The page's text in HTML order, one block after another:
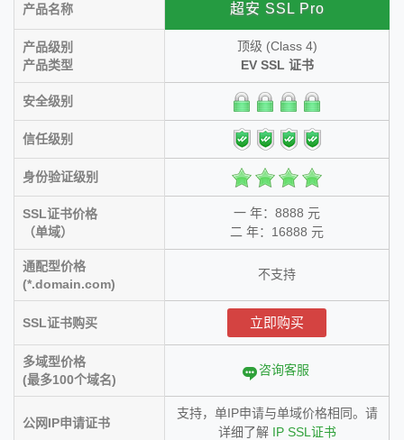
产品名称 超安 SSL Pro
产品级别
产品类型
顶级 (Class 4)
EV SSL 证书
安全级别
信任级别
身份验证级别
SSL证书价格
（单域）
一 年：8888 元
二 年：16888 元
通配型价格
(*.domain.com)
不支持
SSL证书购买 立即购买
多域型价格
(最多100个域名)
咨询客服
公网IP申请证书
支持，单IP申请与单域价格相同。请
详细了解 IP SSL证书